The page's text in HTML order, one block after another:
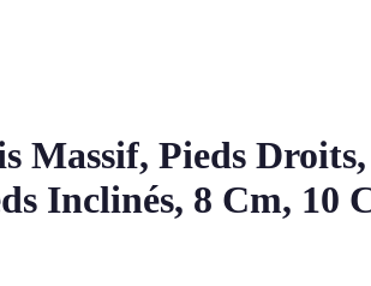
Massif, Pieds
Inclinés, 8 Cm, 10